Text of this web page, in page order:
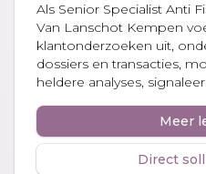
Als Senior Specialist Anti
Van Lanschot Kempen
klantonderzoeken uit,
dossiers en transacties,
heldere analyses,
Meer
Direct